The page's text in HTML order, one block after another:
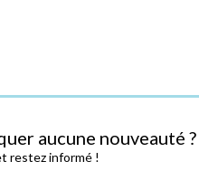
aucune nouveauté ?
restez informé !